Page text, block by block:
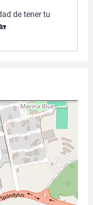
de tener tu